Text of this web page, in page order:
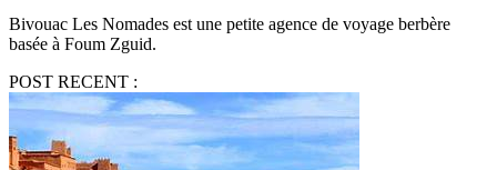
Bivouac Les Nomades est une petite agence de voyage berbère
basée à Foum Zguid.
POST RECENT :